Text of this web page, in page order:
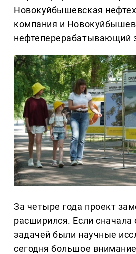
Новокуйбышевская
компания и
нефтеперерабатывающий
За четыре года проект
расширился. Если сначала
задачей были научные
сегодня большое